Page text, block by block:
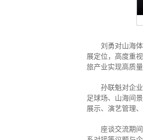
刘勇对山海
展定位，高度重
旅产业实现高质量
孙联魁对企
足球场、山海间
展示、演艺管理
座谈交流期